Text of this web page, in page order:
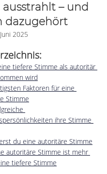
– und
dazugehört
2025
tiefere Stimme als autoritär
wird
Faktoren für eine
Stimme
ihre Stimme
du eine autoritäre Stimme
autoritäre Stimme ist mehr
tiefere Stimme